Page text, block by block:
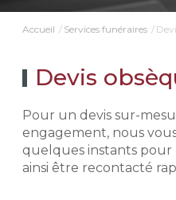
Accueil Services funéraires
Devis
Pour un devis sur-
engagement, nous
quelques instants
ainsi être recontacté